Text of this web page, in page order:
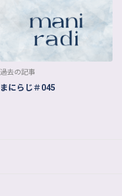
過去の記事
まにらじ＃045